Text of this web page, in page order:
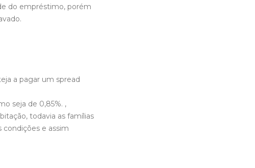
do empréstimo, porém
a pagar um spread
seja de 0,85%. ,
todavia as famílias
e assim